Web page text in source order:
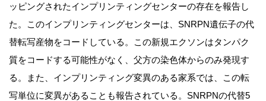
ッピングされたインプリンティングセンターの存在を報告し
た。このインプリンティングセンターは、SNRPN遺伝子の代
替転写産物をコードしている。この新規エクソンはタンパク
質をコードする可能性がなく、父方の染色体からのみ発現す
る。また、インプリンティング変異のある家系では、この転
写単位に変異があることも報告されている。SNRPNの代替5